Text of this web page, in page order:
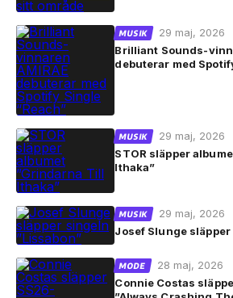
MUSIK
29 maj, 2026
Brilliant Sounds-
debuterar med
MUSIK
29 maj, 2026
STOR släpper
Ithaka”
MUSIK
29 maj, 2026
Josef Slunge
MODE
28 maj, 2026
Connie Costas